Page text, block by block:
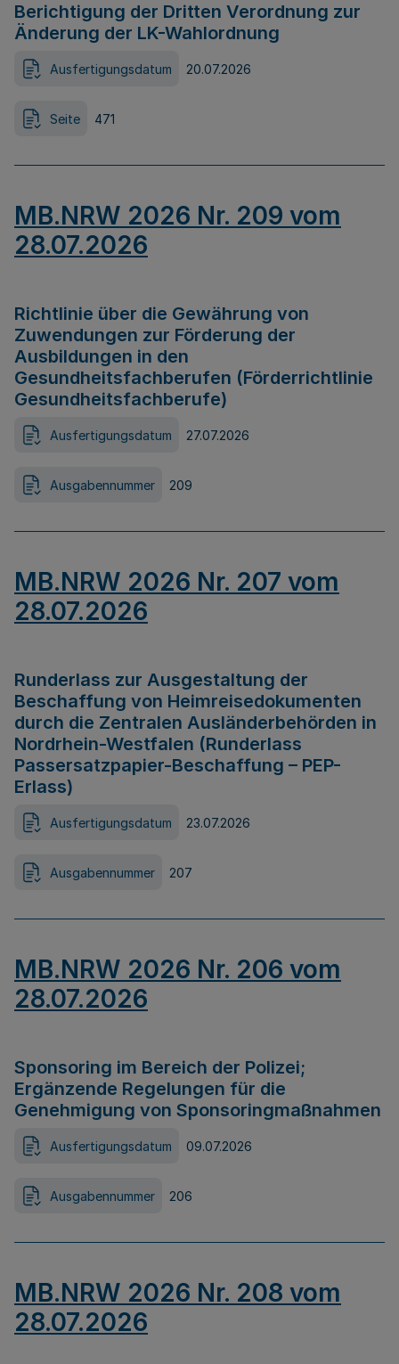
Berichtigung der Dritten Verordnung zur
Änderung der LK-Wahlordnung
Ausfertigungsdatum 20.07.2026
Seite 471
MB.NRW 2026 Nr. 209 vom
28.07.2026
Richtlinie über die Gewährung von
Zuwendungen zur Förderung der
Ausbildungen in den
Gesundheitsfachberufen (Förderrichtlinie
Gesundheitsfachberufe)
Ausfertigungsdatum 27.07.2026
Ausgabennummer 209
MB.NRW 2026 Nr. 207 vom
28.07.2026
Runderlass zur Ausgestaltung der
Beschaffung von Heimreisedokumenten
durch die Zentralen Ausländerbehörden in
Nordrhein-Westfalen (Runderlass
Passersatzpapier-Beschaffung – PEP-
Erlass)
Ausfertigungsdatum 23.07.2026
Ausgabennummer 207
MB.NRW 2026 Nr. 206 vom
28.07.2026
Sponsoring im Bereich der Polizei;
Ergänzende Regelungen für die
Genehmigung von Sponsoringmaßnahmen
Ausfertigungsdatum 09.07.2026
Ausgabennummer 206
MB.NRW 2026 Nr. 208 vom
28.07.2026